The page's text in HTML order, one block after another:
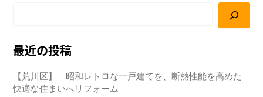
最近の投稿
【荒川区】 昭和レトロな一戸建てを、断熱性能を高めた
快適な住まいへリフォーム